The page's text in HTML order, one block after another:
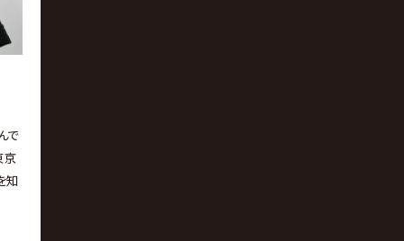
で
京
知